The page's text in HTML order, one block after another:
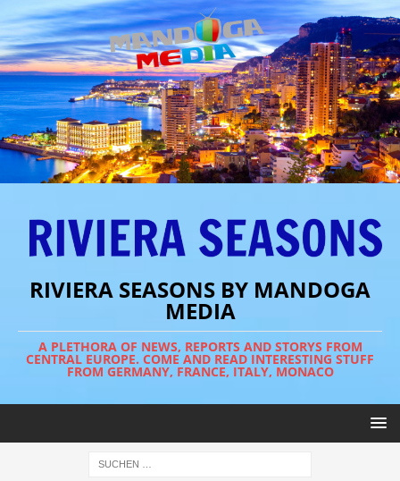
RIVIERA SEASONS BY MANDOGA
MEDIA
A PLETHORA OF NEWS, REPORTS AND STORYS FROM
CENTRAL EUROPE. COME AND READ INTERESTING STUFF
FROM GERMANY, FRANCE, ITALY, MONACO